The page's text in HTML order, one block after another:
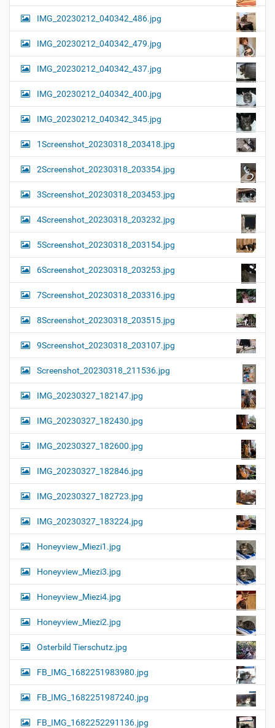
IMG_20230212_040342_486.jpg
IMG_20230212_040342_479.jpg
IMG_20230212_040342_437.jpg
IMG_20230212_040342_400.jpg
IMG_20230212_040342_345.jpg
1Screenshot_20230318_203418.jpg
2Screenshot_20230318_203354.jpg
3Screenshot_20230318_203453.jpg
4Screenshot_20230318_203232.jpg
5Screenshot_20230318_203154.jpg
6Screenshot_20230318_203253.jpg
7Screenshot_20230318_203316.jpg
8Screenshot_20230318_203515.jpg
9Screenshot_20230318_203107.jpg
Screenshot_20230318_211536.jpg
IMG_20230327_182147.jpg
IMG_20230327_182430.jpg
IMG_20230327_182600.jpg
IMG_20230327_182846.jpg
IMG_20230327_182723.jpg
IMG_20230327_183224.jpg
Honeyview_Miezi1.jpg
Honeyview_Miezi3.jpg
Honeyview_Miezi4.jpg
Honeyview_Miezi2.jpg
Osterbild Tierschutz.jpg
FB_IMG_1682251983980.jpg
FB_IMG_1682251987240.jpg
FB_IMG_1682252291136.jpg